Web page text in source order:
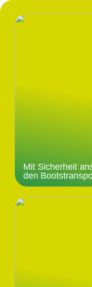
Mit Sicherheit
den